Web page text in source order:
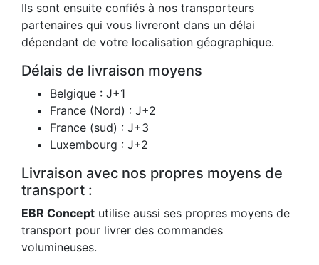
Ils sont ensuite confiés à nos transporteurs
partenaires qui vous livreront dans un délai
dépendant de votre localisation géographique.
Délais de livraison moyens
Belgique : J+1
France (Nord) : J+2
France (sud) : J+3
Luxembourg : J+2
Livraison avec nos propres moyens de
transport :
EBR Concept utilise aussi ses propres moyens de
transport pour livrer des commandes
volumineuses.